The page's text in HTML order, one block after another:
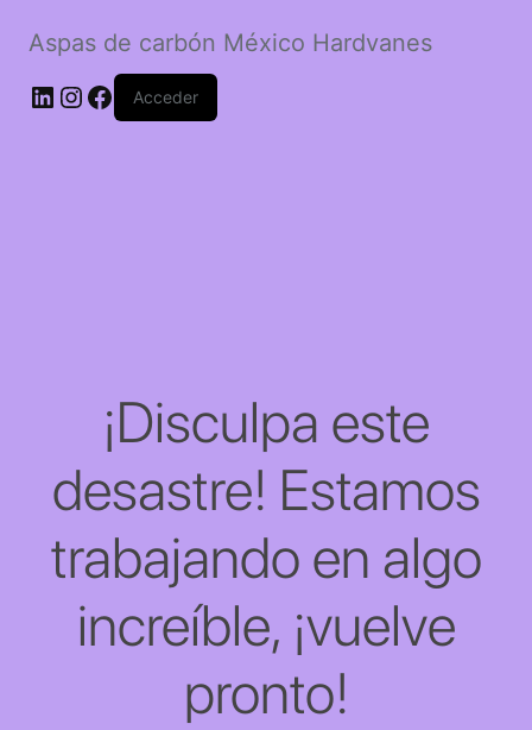
Aspas de carbón México Hardvanes
LinkedIn
Instagram
Facebook
Acceder
¡Disculpa este
desastre! Estamos
trabajando en algo
increíble, ¡vuelve
pronto!